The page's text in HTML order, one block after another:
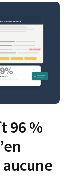
96 %